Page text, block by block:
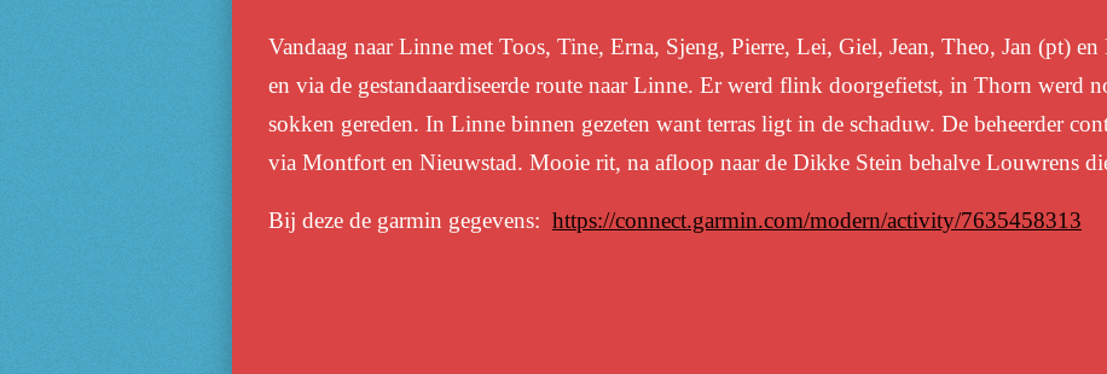
Vandaag naar Linne met Toos, Tine, Erna, Sjeng, Pierre, Lei, Giel, Jean, Theo, Jan (pt)
en via de gestandaardiseerde route naar Linne. Er werd flink doorgefietst, in Thorn werd
sokken gereden. In Linne binnen gezeten want terras ligt in de schaduw. De beheerder
via Montfort en Nieuwstad. Mooie rit, na afloop naar de Dikke Stein behalve Louwrens
Bij deze de garmin gegevens: https://connect.garmin.com/modern/activity/7635458313